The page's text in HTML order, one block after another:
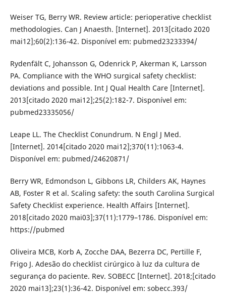
Weiser TG, Berry WR. Review article: perioperative checklist
methodologies. Can J Anaesth. [Internet]. 2013[citado 2020
mai12];60(2):136-42. Disponível em: pubmed23233394/
Rydenfält C, Johansson G, Odenrick P, Akerman K, Larsson
PA. Compliance with the WHO surgical safety checklist:
deviations and possible. Int J Qual Health Care [Internet].
2013[citado 2020 mai12];25(2):182-7. Disponível em:
pubmed23335056/
Leape LL. The Checklist Conundrum. N Engl J Med.
[Internet]. 2014[citado 2020 mai12];370(11):1063-4.
Disponível em: pubmed/24620871/
Berry WR, Edmondson L, Gibbons LR, Childers AK, Haynes
AB, Foster R et al. Scaling safety: the south Carolina Surgical
Safety Checklist experience. Health Affairs [Internet].
2018[citado 2020 mai03];37(11):1779–1786. Disponível em:
https://pubmed
Oliveira MCB, Korb A, Zocche DAA, Bezerra DC, Pertille F,
Frigo J. Adesão do checklist cirúrgico à luz da cultura de
segurança do paciente. Rev. SOBECC [Internet]. 2018;[citado
2020 mai13];23(1):36-42. Disponível em: sobecc.393/